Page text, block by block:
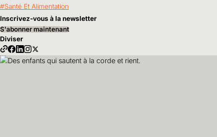
Santé Et Alimentation
Inscrivez-vous à la newsletter
S'abonner maintenant
Diviser